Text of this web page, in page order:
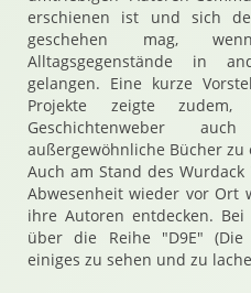
erschienen ist und sich
geschehen mag,
Alltagsgegenstände in
gelangen. Eine kurze
Projekte zeigte
Geschichtenweber
außergewöhnliche Bücher zu
Auch am Stand des
Abwesenheit wieder vor Ort
ihre Autoren entdecken.
über die Reihe "D9E"
einiges zu sehen und zu